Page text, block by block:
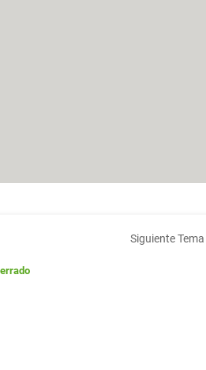
Siguiente Tema